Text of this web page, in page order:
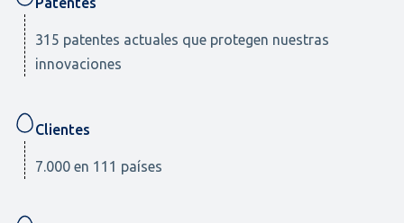
315 patentes actuales que protegen nuestras
innovaciones
Clientes
7.000 en 111 países